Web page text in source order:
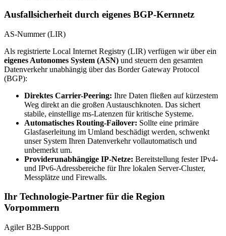
Ausfallsicherheit durch eigenes BGP-Kernnetz
AS-Nummer (LIR)
Als registrierte Local Internet Registry (LIR) verfügen wir über ein
eigenes Autonomes System (ASN) und steuern den gesamten
Datenverkehr unabhängig über das Border Gateway Protocol
(BGP):
Direktes Carrier-Peering: Ihre Daten fließen auf kürzestem
Weg direkt an die großen Austauschknoten. Das sichert
stabile, einstellige ms-Latenzen für kritische Systeme.
Automatisches Routing-Failover: Sollte eine primäre
Glasfaserleitung im Umland beschädigt werden, schwenkt
unser System Ihren Datenverkehr vollautomatisch und
unbemerkt um.
Providerunabhängige IP-Netze: Bereitstellung fester IPv4-
und IPv6-Adressbereiche für Ihre lokalen Server-Cluster,
Messplätze und Firewalls.
Ihr Technologie-Partner für die Region
Vorpommern
Agiler B2B-Support